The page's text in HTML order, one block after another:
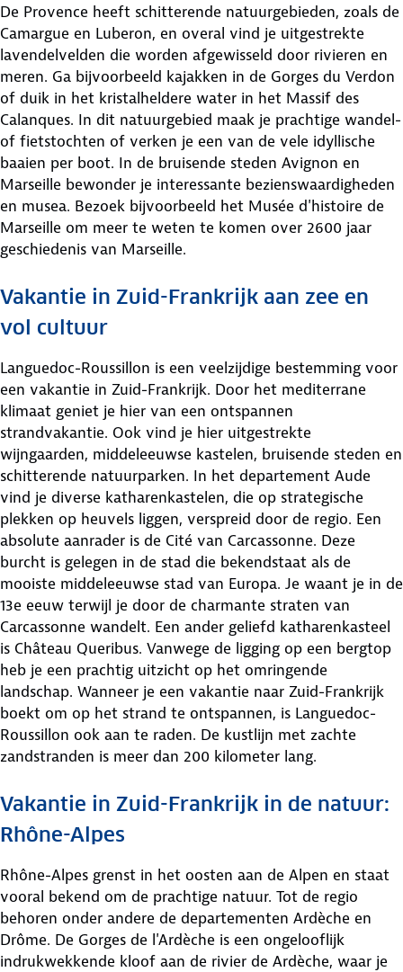
De Provence heeft schitterende natuurgebieden, zoals de
Camargue en Luberon, en overal vind je uitgestrekte
lavendelvelden die worden afgewisseld door rivieren en
meren. Ga bijvoorbeeld kajakken in de Gorges du Verdon
of duik in het kristalheldere water in het Massif des
Calanques. In dit natuurgebied maak je prachtige wandel-
of fietstochten of verken je een van de vele idyllische
baaien per boot. In de bruisende steden Avignon en
Marseille bewonder je interessante bezienswaardigheden
en musea. Bezoek bijvoorbeeld het Musée d'histoire de
Marseille om meer te weten te komen over 2600 jaar
geschiedenis van Marseille.
Vakantie in Zuid-Frankrijk aan zee en
vol cultuur
Languedoc-Roussillon is een veelzijdige bestemming voor
een vakantie in Zuid-Frankrijk. Door het mediterrane
klimaat geniet je hier van een ontspannen
strandvakantie. Ook vind je hier uitgestrekte
wijngaarden, middeleeuwse kastelen, bruisende steden en
schitterende natuurparken. In het departement Aude
vind je diverse katharenkastelen, die op strategische
plekken op heuvels liggen, verspreid door de regio. Een
absolute aanrader is de Cité van Carcassonne. Deze
burcht is gelegen in de stad die bekendstaat als de
mooiste middeleeuwse stad van Europa. Je waant je in de
13e eeuw terwijl je door de charmante straten van
Carcassonne wandelt. Een ander geliefd katharenkasteel
is Château Queribus. Vanwege de ligging op een bergtop
heb je een prachtig uitzicht op het omringende
landschap. Wanneer je een vakantie naar Zuid-Frankrijk
boekt om op het strand te ontspannen, is Languedoc-
Roussillon ook aan te raden. De kustlijn met zachte
zandstranden is meer dan 200 kilometer lang.
Vakantie in Zuid-Frankrijk in de natuur:
Rhône-Alpes
Rhône-Alpes grenst in het oosten aan de Alpen en staat
vooral bekend om de prachtige natuur. Tot de regio
behoren onder andere de departementen Ardèche en
Drôme. De Gorges de l'Ardèche is een ongelooflijk
indrukwekkende kloof aan de rivier de Ardèche, waar je